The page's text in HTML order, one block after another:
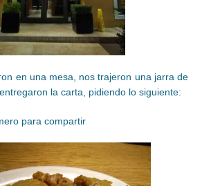
en una mesa, nos trajeron una jarra de
la carta, pidiendo lo siguiente:
para compartir